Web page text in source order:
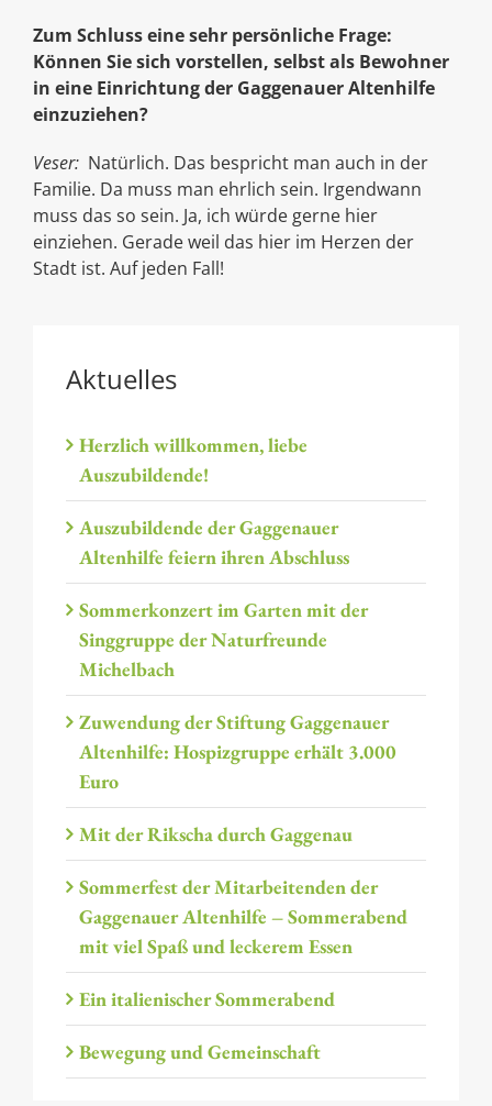
Zum Schluss eine sehr persönliche Frage:
Können Sie sich vorstellen, selbst als Bewohner
in eine Einrichtung der Gaggenauer Altenhilfe
einzuziehen?
Veser:Natürlich. Das bespricht man auch in der
Familie. Da muss man ehrlich sein. Irgendwann
muss das so sein. Ja, ich würde gerne hier
einziehen. Gerade weil das hier im Herzen der
Stadt ist. Auf jeden Fall!
Aktuelles
Herzlich willkommen, liebe
Auszubildende!
Auszubildende der Gaggenauer
Altenhilfe feiern ihren Abschluss
Sommerkonzert im Garten mit der
Singgruppe der Naturfreunde
Michelbach
Zuwendung der Stiftung Gaggenauer
Altenhilfe: Hospizgruppe erhält 3.000
Euro
Mit der Rikscha durch Gaggenau
Sommerfest der Mitarbeitenden der
Gaggenauer Altenhilfe – Sommerabend
mit viel Spaß und leckerem Essen
Ein italienischer Sommerabend
Bewegung und Gemeinschaft